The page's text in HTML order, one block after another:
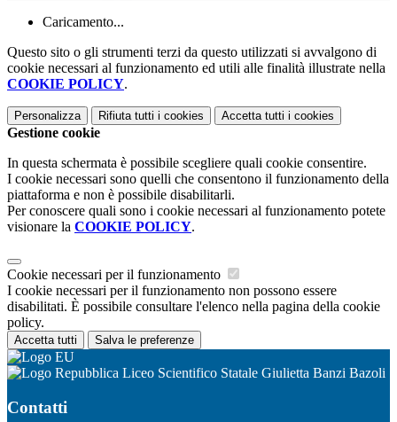
Caricamento...
Questo sito o gli strumenti terzi da questo utilizzati si avvalgono di
cookie necessari al funzionamento ed utili alle finalità illustrate nella
COOKIE POLICY.
Personalizza Rifiuta tutti i cookies Accetta tutti i cookies
Gestione cookie
In questa schermata è possibile scegliere quali cookie consentire.
I cookie necessari sono quelli che consentono il funzionamento della
piattaforma e non è possibile disabilitarli.
Per conoscere quali sono i cookie necessari al funzionamento potete
visionare la COOKIE POLICY.
Cookie necessari per il funzionamento
I cookie necessari per il funzionamento non possono essere
disabilitati. È possibile consultare l'elenco nella pagina della cookie
policy.
Accetta tutti Salva le preferenze
Liceo Scientifico Statale Giulietta Banzi Bazoli
Contatti